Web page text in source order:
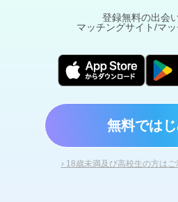
登録無料の出会
マッチングサイト/マ
無料では
› 18歳未満及び高校生の方は